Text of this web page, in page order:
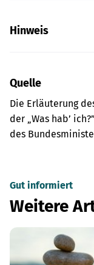
Hinweis
Quelle
Die Erläuterung
der „Was hab’
des
Gut informiert
Weitere